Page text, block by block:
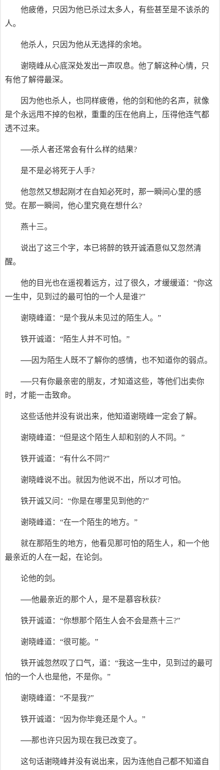
他疲倦，只因为他已杀过太多人，有些甚至是不该杀的
人。
他杀人，只因为他从无选择的余地。
谢晓峰从心底深处发出一声叹息。他了解这种心情，只
有他了解得最深。
因为他也杀人，也同样疲倦，他的剑和他的名声，就像
是个永远甩不掉的包袱，重重的压在他肩上，压得他连气都
透不过来。
──杀人者还常会有什么样的结果?
是不是必将死于人手?
他忽然又想起刚才在自知必死时，那一瞬间心里的感
觉。在那一瞬间，他心里究竟在想什么?
燕十三。
说出了这三个字，本已将醉的铁开诚酒意似又忽然清
醒。
他的目光也在遥视着远方，过了很久，才缓缓道：“你这
一生中，见到过的最可怕的一个人是谁?”
谢晓峰道：“是个我从未见过的陌生人。”
铁开诚道：“陌生人并不可怕。”
──因为陌生人既不了解你的感情，也不知道你的弱点。
──只有你最亲密的朋友，才知道这些，等他们出卖你
时，才能一击致命。
这些话他并没有说出来，他知道谢晓峰一定会了解。
谢晓峰道：“但是这个陌生人却和别的人不同。”
铁开诚道：“有什么不同?”
谢晓峰说不出。就因为他说不出，所以才可怕。
铁开诚又问：“你是在哪里见到他的?”
谢晓峰道：“在一个陌生的地方。”
就在那陌生的地方，他看见那可怕的陌生人，和一个他
最亲近的人在一起，在论剑。
论他的剑。
──他最亲近的那个人，是不是慕容秋荻?
铁开诚道：“你想那个陌生人会不会是燕十三?”
谢晓峰道：“很可能。”
铁开诚忽然叹了口气，道：“我这一生中，见到过的最可
怕的一个人也是他，不是你。”
谢晓峰道：“不是我?”
铁开诚道：“因为你毕竟还是个人。”
──那也许只因为现在我已改变了。
这句话谢晓峰并没有说出来，因为连他自己都不知道自